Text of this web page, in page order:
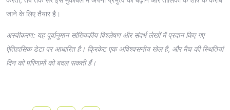
जाने के लिए तैयार है।
अस्वीकरण: यह पूर्वानुमान सांख्यिकीय विश्लेषण और संदर्भ लेखों में प्रदान किए गए
ऐतिहासिक डेटा पर आधारित है। क्रिकेट एक अविश्वसनीय खेल है, और मैच की स्थितियां
दिन को परिणामों को बदल सकती हैं।